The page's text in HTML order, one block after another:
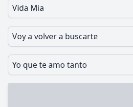
Vida Mia
Voy a volver a buscarte
Yo que te amo tanto